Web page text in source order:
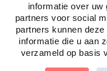
Aantalinformatie over
partners voor social
partners kunnen
informatie die u aan
verzameld op basis